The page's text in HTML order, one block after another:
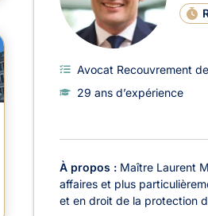
Avocat Recouvrement
29 ans d’expérience
À propos : Maître Laurent
affaires et plus
et en droit de la protection